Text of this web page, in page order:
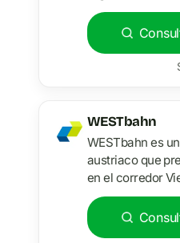
WESTbahn
WESTbahn es
austriaco que
en el corredor